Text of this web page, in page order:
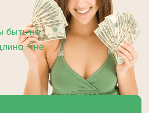
быть не
− не